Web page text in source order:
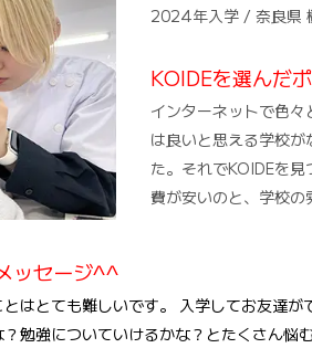
2024年入学 / 奈良県
KOIDEを選んだ
インターネットで色
は良いと思える学校
た。それでKOIDEを
費が安いのと、学校の
ッセージ^^
はとても難しいです。
入学してお友達が
勉強についていけるかな？とたくさん悩